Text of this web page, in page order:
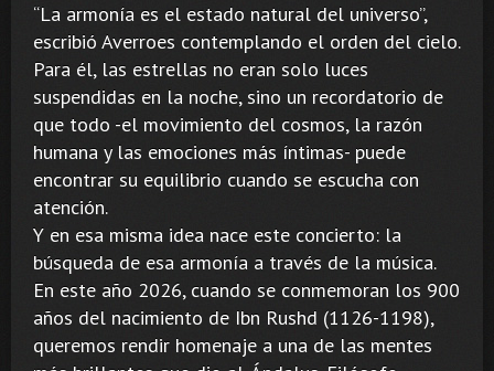
“La armonía es el estado natural del universo”,
escribió Averroes contemplando el orden del cielo.
Para él, las estrellas no eran solo luces
suspendidas en la noche, sino un recordatorio de
que todo -el movimiento del cosmos, la razón
humana y las emociones más íntimas- puede
encontrar su equilibrio cuando se escucha con
atención.
Y en esa misma idea nace este concierto: la
búsqueda de esa armonía a través de la música.
En este año 2026, cuando se conmemoran los 900
años del nacimiento de Ibn Rushd (1126-1198),
queremos rendir homenaje a una de las mentes